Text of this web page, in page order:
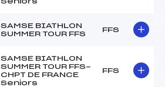
SAMSE BIATHLON
SUMMER TOUR FFS
FFS
SAMSE BIATHLON
SUMMER TOUR FFS-
CHPT DE FRANCE
Seniors
FFS